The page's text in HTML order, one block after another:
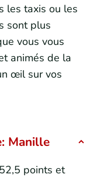
les taxis ou les
sont plus
vous vous
animés de la
œil sur vos
Manille
points et